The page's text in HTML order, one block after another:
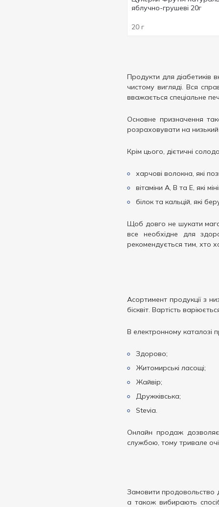
яблучно-грушеві 20г
20 г
Продукти для діабетиків
чистому вигляді. Вся
вважається спеціальне
Основне призначення
розраховувати на низький
Крім цього, дієтичні
харчові волокна, які
вітаміни А, В та Е, які
білок та кальцій, які
Щоб довго не шукати
все необхідне для
рекомендується тим, хто
Асортимент продукції з
бісквіт. Вартість
В електронному каталозі
Здорово;
Житомирські ласощі;
Жайвір;
Дружківська;
Stevia.
Онлайн продаж
службою, тому тривале
Замовити продовольство
а також вибирають